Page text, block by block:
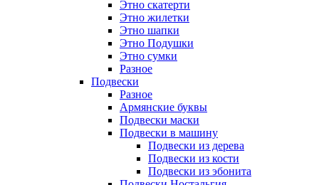
Этно скатерти
Этно жилетки
Этно шапки
Этно Подушки
Этно сумки
Разное
Подвески
Разное
Армянские буквы
Подвески маски
Подвески в машину
Подвески из дерева
Подвески из кости
Подвески из эбонита